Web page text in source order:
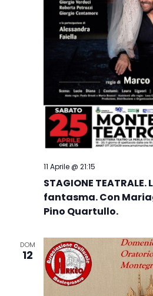
11 Aprile @ 21:15
STAGIONE
fantasma. Con
Pino Quartullo.
DOM
12